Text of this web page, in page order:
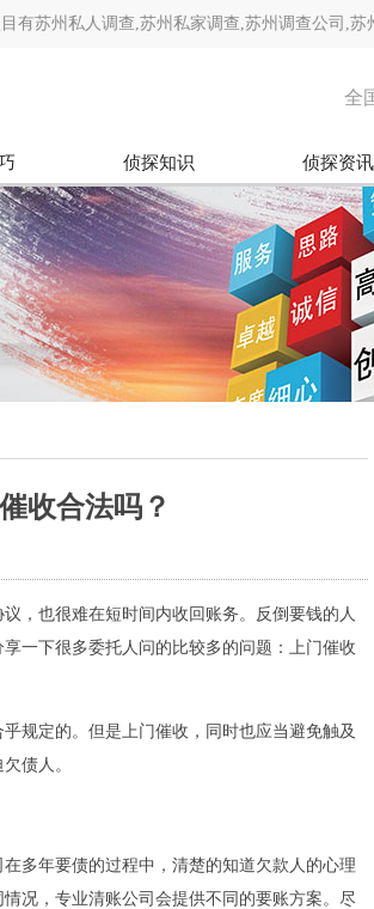
有苏州私人调查,苏州私家调查,苏州调查公司,
可以帮您解决难题.
全
侦探知识 侦探资讯
收合法吗？
，也很难在短时间内收回账务。反倒要钱的人
一下很多委托人问的比较多的问题：上门催收
规定的。但是上门催收，同时也应当避免触及
债人。
多年要债的过程中，清楚的知道欠款人的心理
况，专业清账公司会提供不同的要账方案。尽